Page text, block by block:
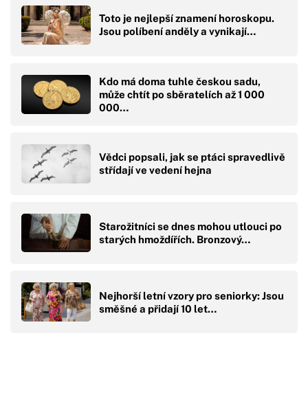
Toto je nejlepší znamení horoskopu.
Jsou políbení anděly a vynikají…
Kdo má doma tuhle českou sadu,
může chtít po sběratelích až 1 000
000…
Vědci popsali, jak se ptáci spravedlivě
střídají ve vedení hejna
Starožitníci se dnes mohou utlouci po
starých hmoždířích. Bronzový…
Nejhorší letní vzory pro seniorky: Jsou
směšné a přidají 10 let…